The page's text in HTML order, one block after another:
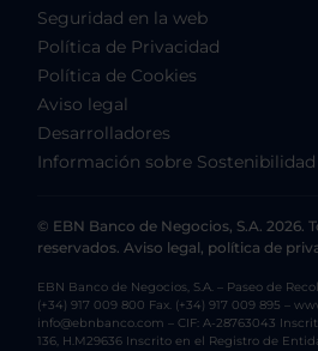
Seguridad en la web
Política de Privacidad
Política de Cookies
Aviso legal
Desarrolladores
Información sobre Sostenibilidad
© EBN Banco de Negocios, S.A. 2026.
reservados. Aviso legal, política de
EBN Banco de Negocios, S.A. – Paseo de
(+34) 917 009 800 Fax. (+34) 917 009 895 –
info@ebnbanco.com – CIF: A-28763043
136, H.M29636 Inscrito en el Registro de